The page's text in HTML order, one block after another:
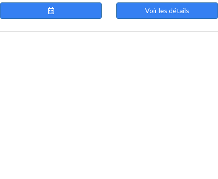
Voir les détails